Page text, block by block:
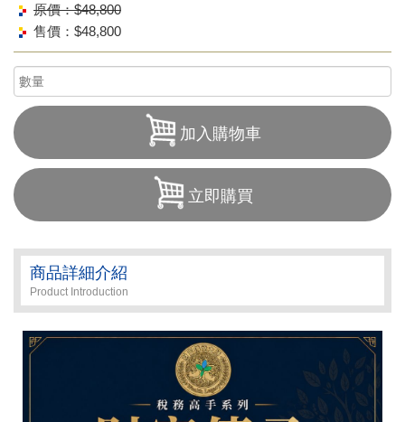
原價：$48,800
售價：$48,800
加入購物車
立即購買
商品詳細介紹
Product Introduction